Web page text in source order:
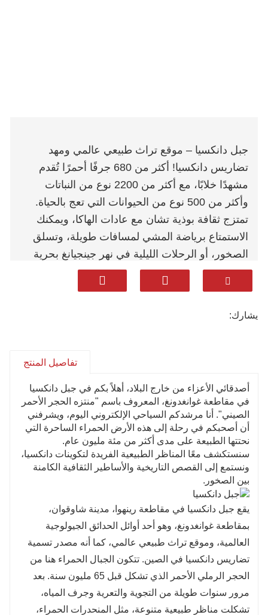
جبل دانكسيا – موقع تراث طبيعي عالمي ومهد
تضاريس دانكسيا! أكثر من 680 جرفًا أحمرًا تُقدم
مشهدًا خلابًا، مع أكثر من 2200 نوع من النباتات
وأكثر من 500 نوع من الحيوانات التي تعج بالحياة.
تمتزج ثقافة بوذية تشان مع عادات الهاكا، ويمكنك
الاستمتاع برياضة المشي لمسافات طويلة، وتسلق
الصخور، أو الرحلات الليلية في نهر جينجيانغ بحرية
تامة!
استمتع بزيارتك إلى جبل دانكسيا: تأمل روعة حجر
"سفينة نوح البيولوجية" في الصين، وتذوق تراث بوذية
متكاملة تجمع بين الأنشطة الخارجية والترفيهية
جبل دانكسيا، إحدى عجائب الطبيعة العالمية:
منحدراته الحمراء وتكويناته الصخرية النادرة لا مثيل
لها في العالم، يتميز بتنوع بيولوجي غني مليء
بالمفاجآت، وسحر ثقافي عميق، وتجارب متنوعة
مُرضية. انطلق في رحلة استثنائية!
معيار تقديم الطعام: استمتع بالمأكولات المحلية الشهية.
مستوى الإقامة: فنادق محلية من فئة 4-5 نجوم.
اختيار المعالم السياحية: مجموعات مرنة وتصميم مسار
رحلة احترافي.
معيار النقل: خيارات متعددة للمركبات مصممة خصيصًا
لتلبية احتياجاتك.
الأنشطة الترفيهية: تجارب ثقافية محلية غامرة برفقة مرشد
سياحي.
هل تحتاج إلى المزيد من أفكار المسارات؟ تواصل مع خدمة
العملاء مباشرةً!
يشارك:
تفاصيل المنتج
أصدقائي الأعزاء من خارج البلاد، أهلاً بكم في جبل دانكسيا
في مقاطعة غوانغدونغ، المعروف باسم "منتزه الحجر الأحمر
الصيني". أنا مرشدكم السياحي الإلكتروني اليوم، ويشرفني
أن أصحبكم في رحلة إلى هذه الأرض الحمراء الساحرة التي
نحتتها الطبيعة على مدى أكثر من مئة مليون عام.
سنستكشف معًا المناظر الطبيعية الفريدة لتكوينات دانكسيا،
ونستمع إلى القصص التاريخية والأساطير الثقافية الكامنة
بين الصخور.
يقع جبل دانكسيا في مقاطعة رينهوا، مدينة شاوقوان،
بمقاطعة غوانغدونغ، وهو أحد أوائل الحدائق الجيولوجية
العالمية، وموقع تراث طبيعي عالمي، كما أنه مصدر تسمية
تضاريس دانكسيا في الصين. تتكون الجبال الحمراء هنا من
الحجر الرملي الأحمر الذي تشكل قبل 65 مليون سنة. بعد
مرور سنوات طويلة من التجوية والتعرية وجرف المياه،
تشكلت مناظر طبيعية متنوعة، مثل المنحدرات الحمراء،